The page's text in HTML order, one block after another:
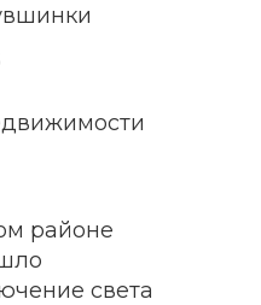
районе
света